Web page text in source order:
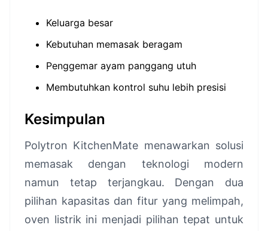
Keluarga besar
Kebutuhan memasak beragam
Penggemar ayam panggang utuh
Membutuhkan kontrol suhu lebih presisi
Kesimpulan
Polytron KitchenMate menawarkan solusi
memasak dengan teknologi modern
namun tetap terjangkau. Dengan dua
pilihan kapasitas dan fitur yang melimpah,
oven listrik ini menjadi pilihan tepat untuk